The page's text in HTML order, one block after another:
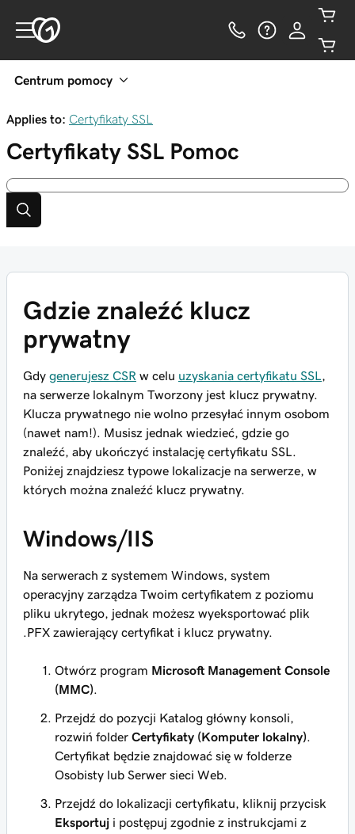
Centrum pomocy
Applies to: Certyfikaty SSL
Certyfikaty SSL Pomoc
Gdzie znaleźć klucz
prywatny
Gdy generujesz CSR w celu uzyskania certyfikatu SSL
na serwerze lokalnym Tworzony jest klucz prywatny.
Klucza prywatnego nie wolno przesyłać innym osobom
(nawet nam!). Musisz jednak wiedzieć, gdzie go
znaleźć, aby ukończyć instalację certyfikatu SSL.
Poniżej znajdziesz typowe lokalizacje na serwerze, w
których można znaleźć klucz prywatny.
Windows/IIS
Na serwerach z systemem Windows, system
operacyjny zarządza Twoim certyfikatem z poziomu
pliku ukrytego, jednak możesz wyeksportować plik
.PFX zawierający certyfikat i klucz prywatny.
Otwórz program Microsoft Management Console
(MMC)
Przejdź do pozycji Katalog główny konsoli
rozwiń folder Certyfikaty (Komputer lokalny)
Certyfikat będzie znajdować się w folderze
Osobisty lub Serwer sieci Web
Przejdź do lokalizacji certyfikatu, kliknij przycisk
Eksportuj i postępuj zgodnie z instrukcjami z